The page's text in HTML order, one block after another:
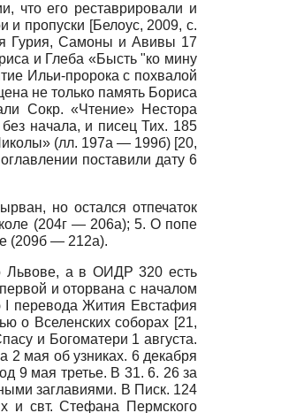
что его реставрировали и
и пропуски [Белоус, 2009, с.
Гурия, Самоны и Авивы 17
и Глеба «Бысть "ко мину
Ильи-пророка с похвалой
не только память Бориса
Сокр. «Чтение» Нестора
начала, и писец Тих. 185
(лл. 197а — 199б) [20,
поставили дату 6
но остался отпечаток
(204г — 206а); 5. О попе
(209б — 212а).
Львове, а в ОИДР 320 есть
и оторвана с началом
I перевода Жития Евстафия
о Вселенских соборах [21,
и Богоматери 1 августа.
2 мая об узниках. 6 декабря
9 мая третье. В 31. 6. 26 за
заглавиями. В Писк. 124
и свт. Стефана Пермского